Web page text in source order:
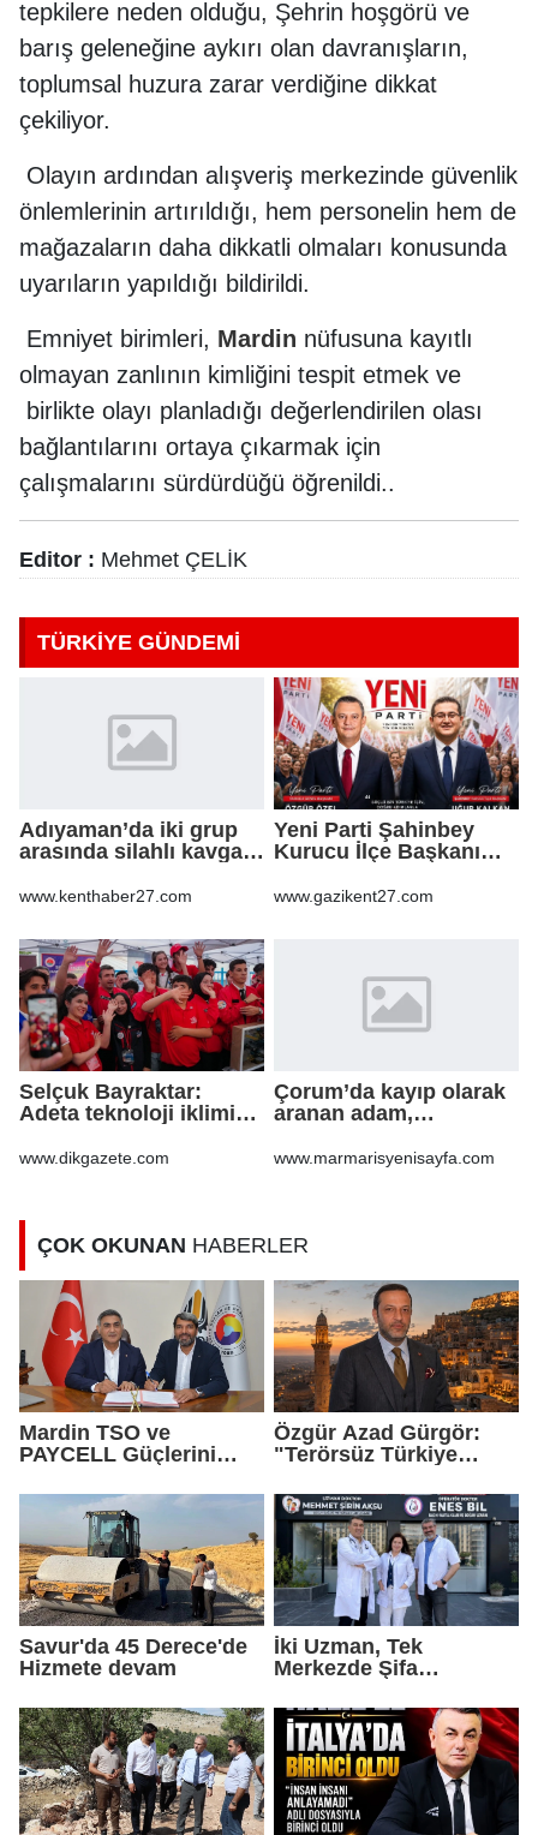
tepkilere neden olduğu, Şehrin hoşgörü ve
barış geleneğine aykırı olan davranışların,
toplumsal huzura zarar verdiğine dikkat
çekiliyor.
Olayın ardından alışveriş merkezinde güvenlik
önlemlerinin artırıldığı, hem personelin hem de
mağazaların daha dikkatli olmaları konusunda
uyarıların yapıldığı bildirildi.
Emniyet birimleri, Mardin nüfusuna kayıtlı
olmayan zanlının kimliğini tespit etmek ve
birlikte olayı planladığı değerlendirilen olası
bağlantılarını ortaya çıkarmak için
çalışmalarını sürdürdüğü öğrenildi..
Editor : Mehmet ÇELİK
TÜRKİYE GÜNDEMİ
Adıyaman’da iki grup
arasında silahlı kavga:
www.kenthaber27.com
Yeni Parti Şahinbey
Kurucu İlçe Başkanı
www.gazikent27.com
Selçuk Bayraktar:
Adeta teknoloji iklimi
www.dikgazete.com
Çorum’da kayıp olarak
aranan adam,
otomobilinin altında ölü
www.marmarisyenisayfa.com
ÇOK OKUNAN HABERLER
Mardin TSO ve
PAYCELL Güçlerini
Özgür Azad Gürgör:
"Terörsüz Türkiye
Turizmi İçin Yeni Bir
Dönemin Başlangıcıdır"
Savur'da 45 Derece'de
Hizmete devam
İki Uzman, Tek
Merkezde Şifa